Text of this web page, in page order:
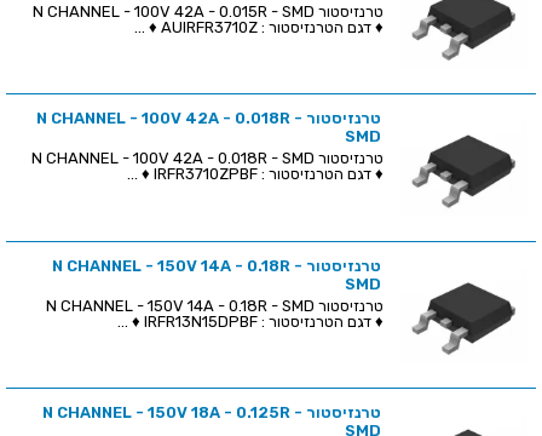
♦ דגם הטרנזיסטור : AUIRFR3710Z ♦ ...
טרנזיסטור N CHANNEL - 100V 42A - 0.018R -
SMD
♦ דגם הטרנזיסטור : IRFR3710ZPBF ♦ ...
טרנזיסטור N CHANNEL - 150V 14A - 0.18R -
SMD
♦ דגם הטרנזיסטור : IRFR13N15DPBF ♦ ...
טרנזיסטור N CHANNEL - 150V 18A - 0.125R -
SMD